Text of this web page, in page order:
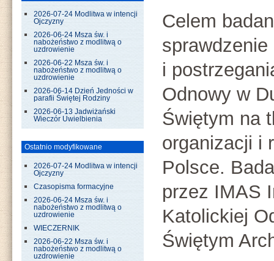
2026-07-24 Modlitwa w intencji
Ojczyzny
2026-06-24 Msza św. i
nabożeństwo z modlitwą o
uzdrowienie
2026-06-22 Msza św. i
nabożeństwo z modlitwą o
uzdrowienie
2026-06-14 Dzień Jedności w
parafii Świętej Rodziny
2026-06-13 Jadwiżański
Wieczór Uwielbienia
Ostatnio modyfikowane
2026-07-24 Modlitwa w intencji
Ojczyzny
Czasopisma formacyjne
2026-06-24 Msza św. i
nabożeństwo z modlitwą o
uzdrowienie
WIECZERNIK
2026-06-22 Msza św. i
nabożeństwo z modlitwą o
uzdrowienie
Celem
i
Odnowy w
Świętym na
organizacji i
Polsce.
przez IMAS
Katolickiej
Świętym